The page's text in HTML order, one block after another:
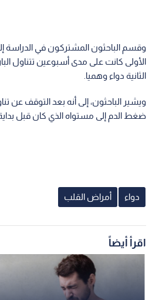
وقسم الباحثون المشتركون في الدراسة
الأولى كانت على مدى أسبوعين تتناول
الثانية دواء وهميا.
ويشير الباحثون، إلى أنه بعد التوقف عن
ضغط الدم إلى مستواه الذي كان قبل
دواء أمراض القلب
اقرأ أيضاً